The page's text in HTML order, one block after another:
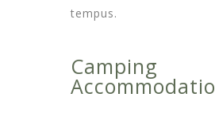
tempus.
Camping